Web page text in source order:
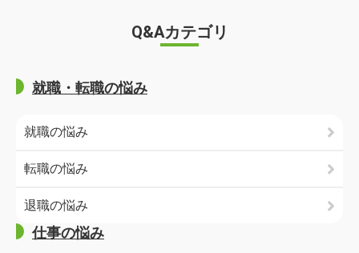
Q&Aカテゴリ
就職・転職の悩み
就職の悩み
転職の悩み
退職の悩み
仕事の悩み